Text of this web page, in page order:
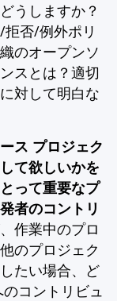
うしますか？
否/例外ポリ
のオープンソ
スとは？適切
対して明白な
ス プロジェク
て欲しいかを
って重要なプ
者のコントリ
作業中のプロ
のプロジェク
たい場合、ど
コントリビュ